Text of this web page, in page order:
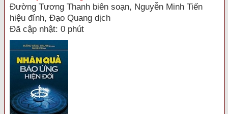
Đường Tương Thanh biên soạn, Nguyễn Minh Tiến
hiệu đính, Đạo Quang dịch
Đã cập nhật: 0 phút